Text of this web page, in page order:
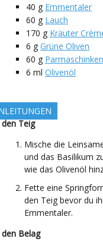
40 g Emmentaler
60 g Lauch
170 g Kräuter
6 g Grüne Oliven
60 g Parmaschinken
6 ml Olivenöl
den Teig
Mische die
und das Basilikum
wie das Olivenöl
Fette eine
den Teig bevor du
Emmentaler.
den Belag